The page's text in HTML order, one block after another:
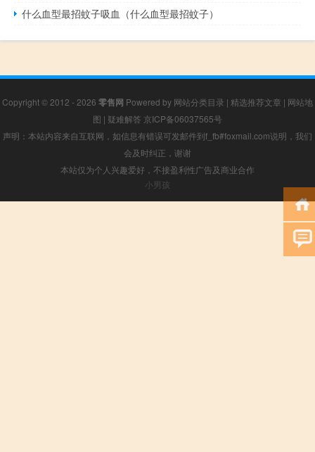
什么血型最招蚊子吸血（什么血型最招蚊子）
Copyright © 2012 - 2026 零售网 Powered by 网站分类目录 | 精选推荐文章 | 网站地
图 | 疑难解答 京ICP备06037565号
声明：本站内容来自互联网，如信息有错误可发邮件到f_fb#foxmail.com说明，我们
会及时纠正，谢谢
本站仅为个人兴趣爱好，不接盈利性广告及商业合作
小男孩